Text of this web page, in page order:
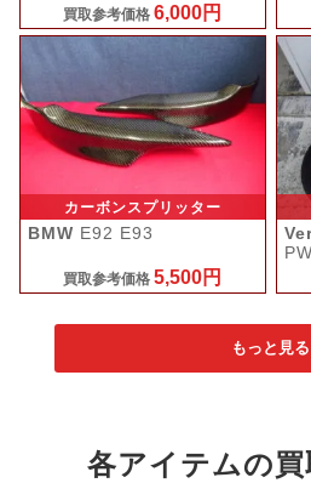
買取参考価格6,000円
カーボンスプリッター
BMW E92 E93
買取参考価格5,500円
もっと見る
各アイテムの